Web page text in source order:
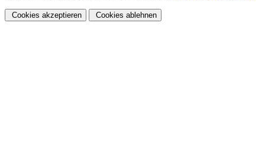
Cookies akzeptieren Cookies ablehnen